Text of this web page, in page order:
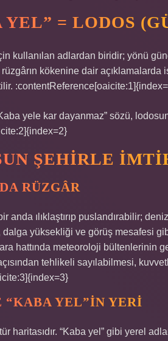
= LODOS
kullanılan adlardan biridir; yönü
kökenine dair açıklamalarda
yele kar dayanmaz” sözü, lodosun
ŞEHIRLE
RÜZGÂR
anda ılıklaştırıp puslandırabilir;
dalga yüksekliği ve görüş mesafesi
hattında meteoroloji bültenlerinin
tehlikeli sayılabilmesi,
“KABA YEL”IN YERI
haritasıdır. “Kaba yel” gibi yerel